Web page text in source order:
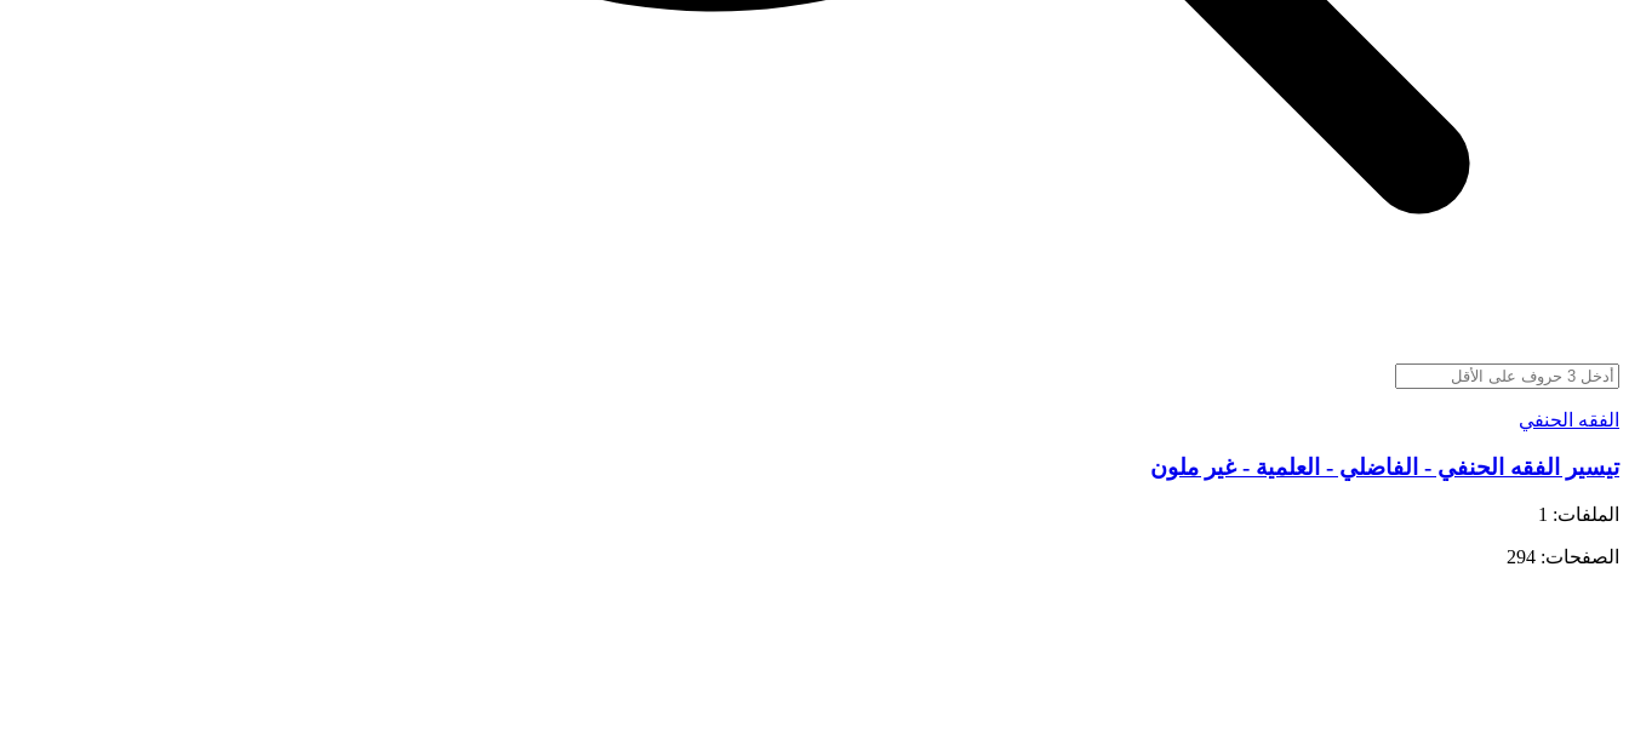
الفقه الحنفي
تيسير الفقه الحنفي - الفاضلي - العلمية - غير ملون
الملفات: 1
الصفحات: 294